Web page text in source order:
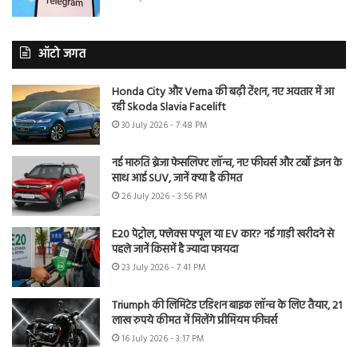
ऑटो जगत
Honda City और Verna की बढ़ी टेंशन, नए अवतार में आ
रही Skoda Slavia Facelift
30 July 2026 - 7:48 PM
नई मारुति ब्रेजा फेसलिफ्ट लॉन्च, नए फीचर्स और टर्बो इंजन के
साथ आई SUV, जानें क्या है कीमत
26 July 2026 - 3:56 PM
E20 पेट्रोल, फ्लेक्स फ्यूल या EV कार? नई गाड़ी खरीदने से
पहले जानें किसमें है ज्यादा फायदा
23 July 2026 - 7:41 PM
Triumph की लिमिटेड एडिशन बाइक लॉन्च के लिए तैयार, 21
लाख रुपये कीमत में मिलेंगे प्रीमियम फीचर्स
16 July 2026 - 3:17 PM